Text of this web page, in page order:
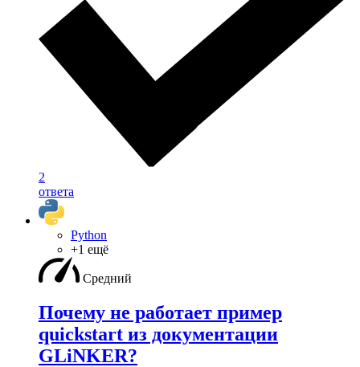
2
ответа
Python
+1 ещё
Средний
Почему не работает пример
quickstart из документации
GLiNKER?